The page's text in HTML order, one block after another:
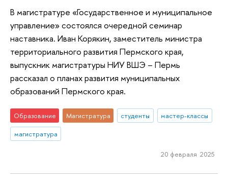
В магистратуре «Государственное и муниципальное
управление» состоялся очередной семинар
наставника. Иван Корякин, заместитель министра
территориального развития Пермского края,
выпускник магистратуры НИУ ВШЭ – Пермь
рассказал о планах развития муниципальных
образований Пермского края.
Образование Магистратура студенты
мастер-классы
магистратура
20 февраля 2025